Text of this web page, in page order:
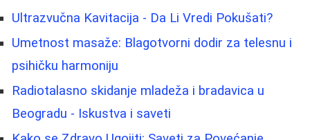
Ultrazvučna Kavitacija - Da Li Vredi Pokušati?
Umetnost masaže: Blagotvorni dodir za telesnu i
psihičku harmoniju
Radiotalasno skidanje mladeža i bradavica u
Beogradu - Iskustva i saveti